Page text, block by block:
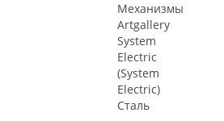
Механизмы
Artgallery
System
Electric
(System
Electric)
Сталь